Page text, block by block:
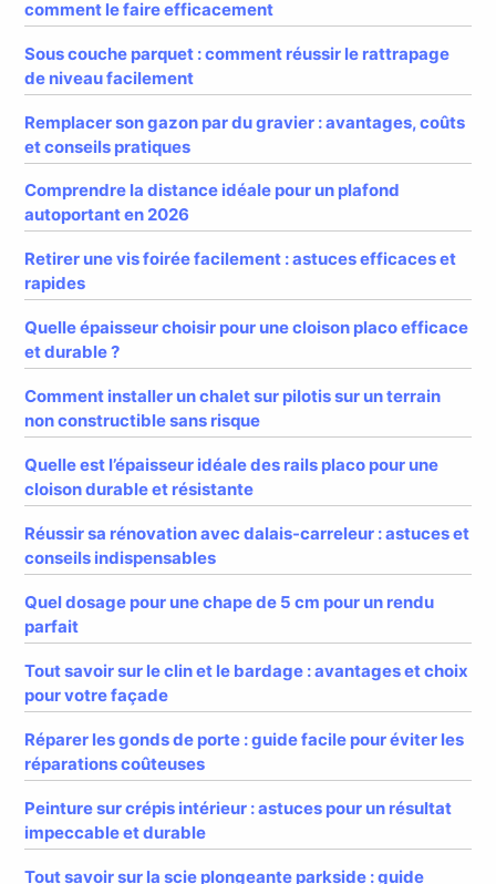
comment le faire efficacement
Sous couche parquet : comment réussir le rattrapage
de niveau facilement
Remplacer son gazon par du gravier : avantages, coûts
et conseils pratiques
Comprendre la distance idéale pour un plafond
autoportant en 2026
Retirer une vis foirée facilement : astuces efficaces et
rapides
Quelle épaisseur choisir pour une cloison placo efficace
et durable ?
Comment installer un chalet sur pilotis sur un terrain
non constructible sans risque
Quelle est l’épaisseur idéale des rails placo pour une
cloison durable et résistante
Réussir sa rénovation avec dalais-carreleur : astuces et
conseils indispensables
Quel dosage pour une chape de 5 cm pour un rendu
parfait
Tout savoir sur le clin et le bardage : avantages et choix
pour votre façade
Réparer les gonds de porte : guide facile pour éviter les
réparations coûteuses
Peinture sur crépis intérieur : astuces pour un résultat
impeccable et durable
Tout savoir sur la scie plongeante parkside : guide